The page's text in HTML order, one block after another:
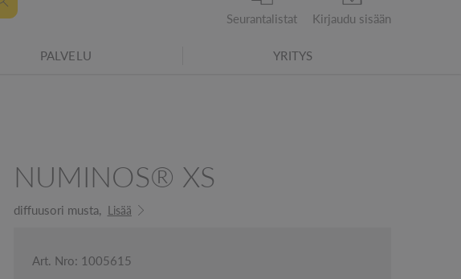
Seurantalistat Kirjaudu sisään
PALVELU YRITYS
NUMINOS® XS
diffuusori musta, Lisää
Art. Nro: 1005615